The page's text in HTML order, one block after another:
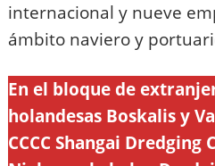
internacional y nueve
ámbito naviero y
En el bloque de
holandesas Boskalis y
CCCC Shangai Dredging